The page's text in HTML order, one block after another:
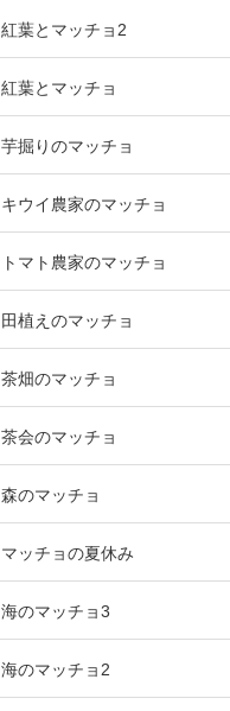
紅葉とマッチョ2
紅葉とマッチョ
芋掘りのマッチョ
キウイ農家のマッチョ
トマト農家のマッチョ
田植えのマッチョ
茶畑のマッチョ
茶会のマッチョ
森のマッチョ
マッチョの夏休み
海のマッチョ3
海のマッチョ2